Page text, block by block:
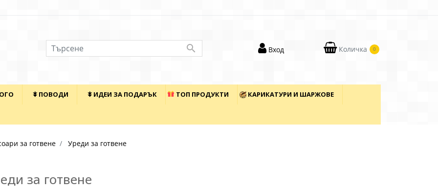
 Вход Количка 0
⯯ ПОВОДИ ⯯ ИДЕИ ЗА ПОДАРЪК ТОП ПРОДУКТИ КАРИКАТУРИ И ШАРЖОВЕ
за готвене Уреди за готвене
за готвене